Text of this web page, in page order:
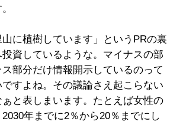
に植樹しています」というPRの裏
資しているような。マイナスの部
部分だけ情報開示しているのって
すよね。その議論さえ起こらない
と表しまいます。たとえば女性の
年までに2％から20％までにし